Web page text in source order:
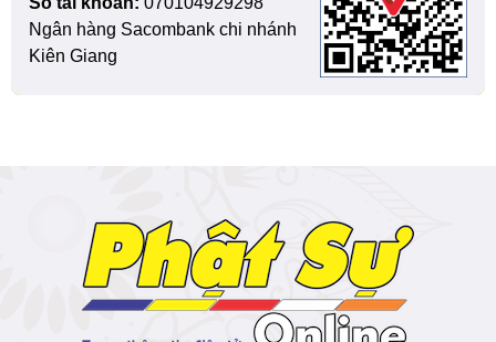
Ngân hàng Sacombank chi nhánh
Kiên Giang